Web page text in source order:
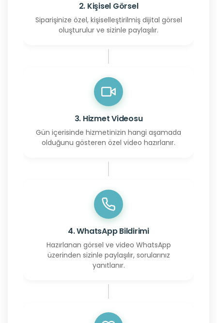
2. Kişisel Görsel
Siparişinize özel, kişiselleştirilmiş dijital görsel
oluşturulur ve sizinle paylaşılır.
3. Hizmet Videosu
Gün içerisinde hizmetinizin hangi aşamada
olduğunu gösteren özel video hazırlanır.
4. WhatsApp Bildirimi
Hazırlanan görsel ve video WhatsApp
üzerinden sizinle paylaşılır, sorularınız
yanıtlanır.